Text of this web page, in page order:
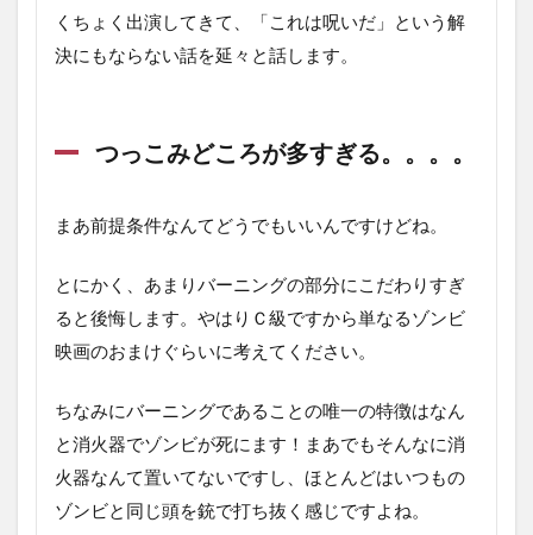
くちょく出演してきて、「これは呪いだ」という解
決にもならない話を延々と話します。
つっこみどころが多すぎる。。。。
まあ前提条件なんてどうでもいいんですけどね。
とにかく、あまりバーニングの部分にこだわりすぎ
ると後悔します。やはりＣ級ですから単なるゾンビ
映画のおまけぐらいに考えてください。
ちなみにバーニングであることの唯一の特徴はなん
と消火器でゾンビが死にます！まあでもそんなに消
火器なんて置いてないですし、ほとんどはいつもの
ゾンビと同じ頭を銃で打ち抜く感じですよね。